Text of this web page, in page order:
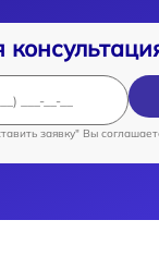
заявку" Вы